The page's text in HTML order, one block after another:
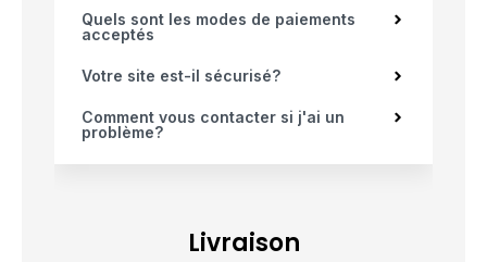
Quels sont les modes de paiements
acceptés
Votre site est-il sécurisé?
Comment vous contacter si j'ai un
problème?
Livraison